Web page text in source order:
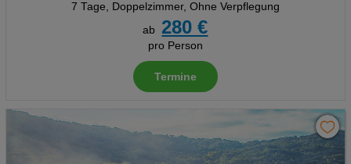
7 Tage, Doppelzimmer, Ohne Verpflegung
ab
280 €
pro Person
Termine